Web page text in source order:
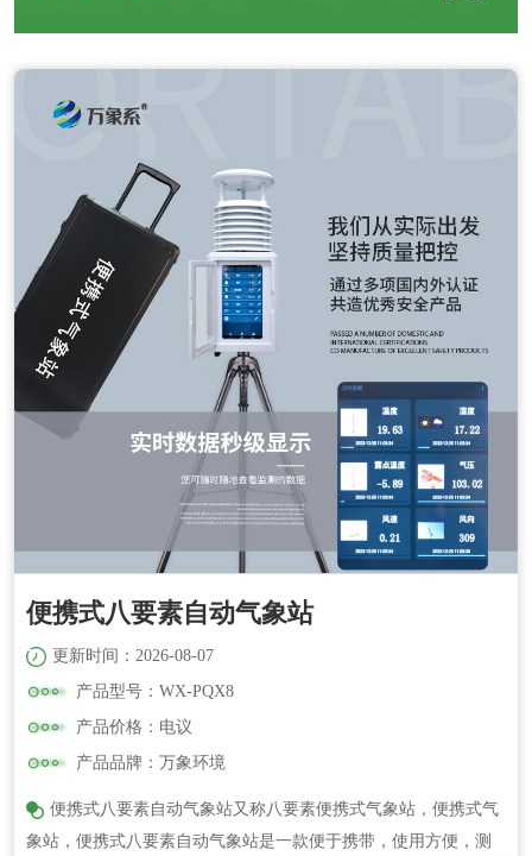
便携式八要素自动气象站
更新时间：2026-08-07
产品型号：WX-PQX8
产品价格：电议
产品品牌：万象环境
便携式八要素自动气象站又称八要素便携式气象站，便携式气
象站，便携式八要素自动气象站是一款便于携带，使用方便，测